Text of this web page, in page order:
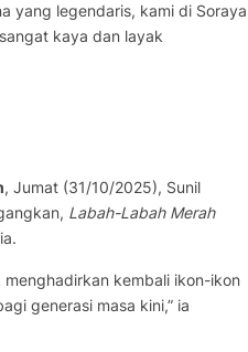
yang legendaris, kami di Soraya
kaya dan layak
, Jumat (31/10/2025), Sunil
Labah-Labah Merah
kembali ikon-ikon
generasi masa kini,” ia